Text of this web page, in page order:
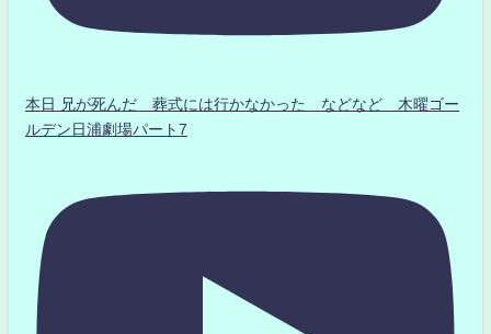
本日 兄が死んだ 葬式には行かなかった などなど 木曜ゴー
ルデン日浦劇場パート7